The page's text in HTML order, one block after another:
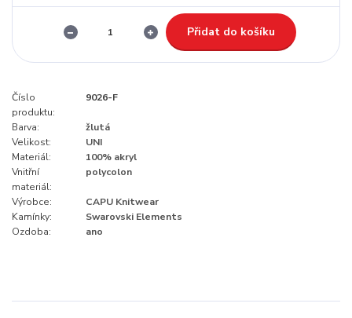
Přidat do košíku
Číslo
produktu:
9026-F
Barva:
žlutá
Velikost:
UNI
Materiál:
100% akryl
Vnitřní
materiál:
polycolon
Výrobce:
CAPU Knitwear
Kamínky:
Swarovski Elements
Ozdoba:
ano